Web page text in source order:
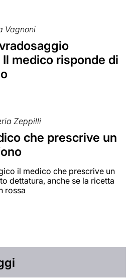
Vagnoni
medico risponde di
Zeppilli
che prescrive un
il medico che prescrive un
dettatura, anche se la ricetta
rossa